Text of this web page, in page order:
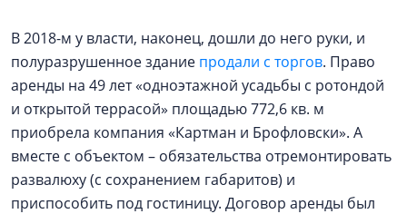
В 2018-м у власти, наконец, дошли до него руки, и
полуразрушенное здание продали с торгов. Право
аренды на 49 лет «одноэтажной усадьбы с ротондой
и открытой террасой» площадью 772,6 кв. м
приобрела компания «Картман и Брофловски». А
вместе с объектом – обязательства отремонтировать
развалюху (с сохранением габаритов) и
приспособить под гостиницу. Договор аренды был